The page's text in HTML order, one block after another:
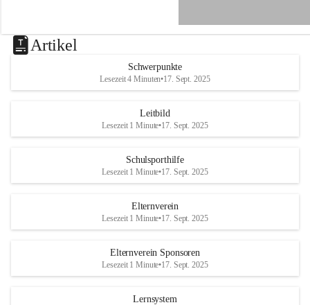
u
a
e
x
Artikel
Schwerpunkte
Lesezeit 4 Minuten•17. Sept. 2025
Leitbild
Lesezeit 1 Minute•17. Sept. 2025
Schulsporthilfe
Lesezeit 1 Minute•17. Sept. 2025
Elternverein
Lesezeit 1 Minute•17. Sept. 2025
Elternverein Sponsoren
Lesezeit 1 Minute•17. Sept. 2025
Lernsystem